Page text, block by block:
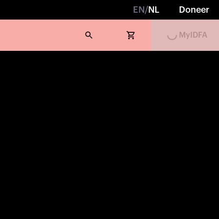
EN /NL Doneer
Loading... MyIDFA